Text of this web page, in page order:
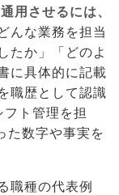
用させるには、
どんな業務を担当
たか」「どのよ
に具体的に記載
職歴として認識
ト管理を担
た数字や事実を
職種の代表例